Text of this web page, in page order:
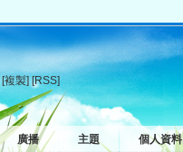
[複製] [RSS]
廣播 主題 個人資料